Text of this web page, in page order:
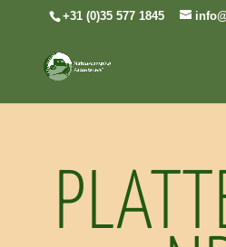
+31 (0)35 577 1845